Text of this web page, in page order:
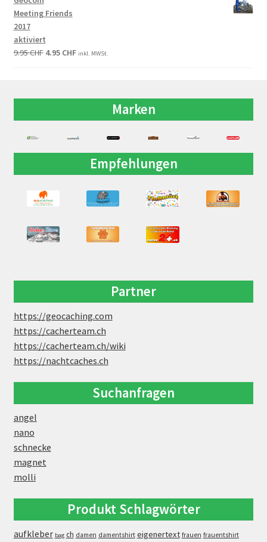
Meeting Friends
2017
aktiviert
9.95CHF 4.95 CHF inkl. MWSt.
Marken
Empfehlungen
Partner
https://geocaching.com
https://cacherteam.ch
https://cacherteam.ch/wiki
https://nachtcaches.ch
Suchanfragen
angel
nano
schnecke
magnet
molli
Produkt Schlagwörter
aufkleber bag ch damen damentshirt eigenertext frauen frauentshirt